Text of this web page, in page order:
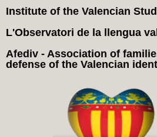
Institute of the Valencian
L'Observatori de la llengua
Afediv - Association of
defense of the Valencian